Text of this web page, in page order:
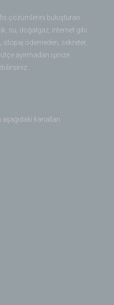
çözümlerini buluşturan
su, doğalgaz, internet gibi
stopaj ödemeden, sekreter,
ayırmadan işinize
kanalları